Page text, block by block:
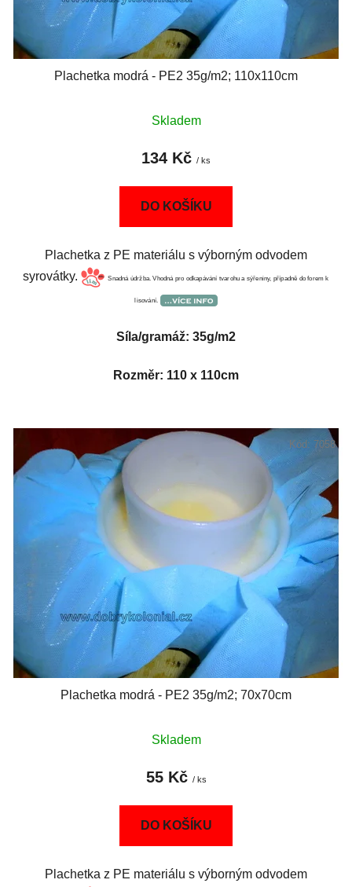
ů
Plachetka modrá - PE2 35g/m2; 110x110cm
Skladem
134 Kč / ks
DO KOŠÍKU
Plachetka z PE materiálu s výborným odvodem
syrovátky.
Snadná údržba. Vhodná pro odkapávání tvarohu a sýřeniny, případně do forem k
lisování.
Síla/gramáž: 35g/m2
Rozměr: 110 x 110cm
Plachetka modrá - PE2 35g/m2; 70x70cm
Skladem
55 Kč / ks
DO KOŠÍKU
Plachetka z PE materiálu s výborným odvodem
Kód: 7058